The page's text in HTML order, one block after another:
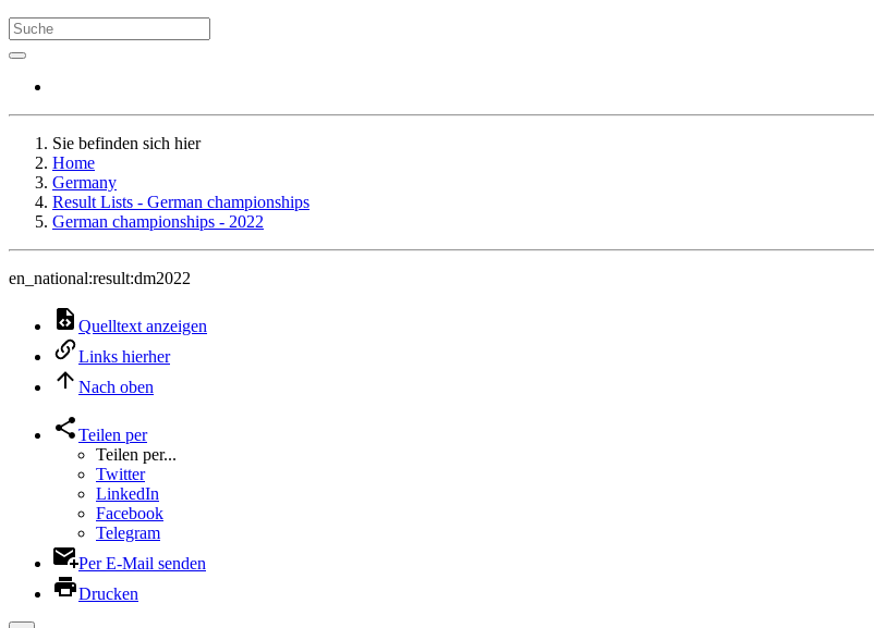
Sie befinden sich hier
Home
Germany
Result Lists - German championships
German championships - 2022
en_national:result:dm2022
Quelltext anzeigen
Links hierher
Nach oben
Teilen per
Teilen per...
Twitter
LinkedIn
Facebook
Telegram
Per E-Mail senden
Drucken